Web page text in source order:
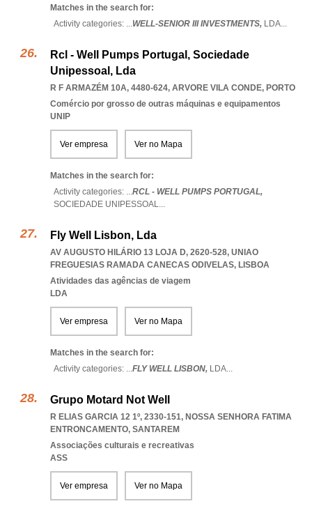
Matches in the search for:
Activity categories: ...WELL-SENIOR III INVESTMENTS, LDA...
Rcl - Well Pumps Portugal, Sociedade
Unipessoal, Lda
R F ARMAZÉM 10A, 4480-624, ARVORE VILA CONDE, PORTO
Comércio por grosso de outras máquinas e equipamentos
UNIP
Ver empresa Ver no Mapa
Matches in the search for:
Activity categories: ...RCL - WELL PUMPS PORTUGAL,
SOCIEDADE UNIPESSOAL...
Fly Well Lisbon, Lda
AV AUGUSTO HILÁRIO 13 LOJA D, 2620-528, UNIAO
FREGUESIAS RAMADA CANECAS ODIVELAS, LISBOA
Atividades das agências de viagem
LDA
Ver empresa Ver no Mapa
Matches in the search for:
Activity categories: ...FLY WELL LISBON, LDA...
Grupo Motard Not Well
R ELIAS GARCIA 12 1º, 2330-151, NOSSA SENHORA FATIMA
ENTRONCAMENTO, SANTAREM
Associações culturais e recreativas
ASS
Ver empresa Ver no Mapa